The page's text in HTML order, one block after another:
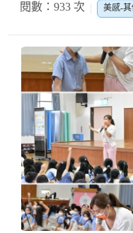
閱數：933 次
美感-其